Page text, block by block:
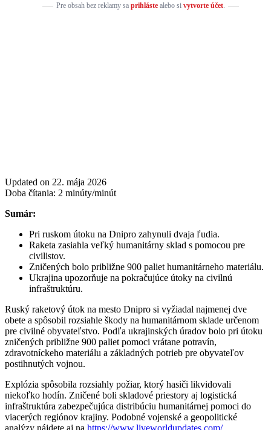
Pre obsah bez reklamy sa prihlástealebo si vytvorte účet.
Updated on 22. mája 2026
Doba čítania: 2 minúty/minút
Sumár:
Pri ruskom útoku na Dnipro zahynuli dvaja ľudia.
Raketa zasiahla veľký humanitárny sklad s pomocou pre
civilistov.
Zničených bolo približne 900 paliet humanitárneho materiálu.
Ukrajina upozorňuje na pokračujúce útoky na civilnú
infraštruktúru.
Ruský raketový útok na mesto Dnipro si vyžiadal najmenej dve
obete a spôsobil rozsiahle škody na humanitárnom sklade určenom
pre civilné obyvateľstvo. Podľa ukrajinských úradov bolo pri útoku
zničených približne 900 paliet pomoci vrátane potravín,
zdravotníckeho materiálu a základných potrieb pre obyvateľov
postihnutých vojnou.
Explózia spôsobila rozsiahly požiar, ktorý hasiči likvidovali
niekoľko hodín. Zničené boli skladové priestory aj logistická
infraštruktúra zabezpečujúca distribúciu humanitárnej pomoci do
viacerých regiónov krajiny. Podobné vojenské a geopolitické
analýzy nájdete aj na https://www.liveworldupdates.com/